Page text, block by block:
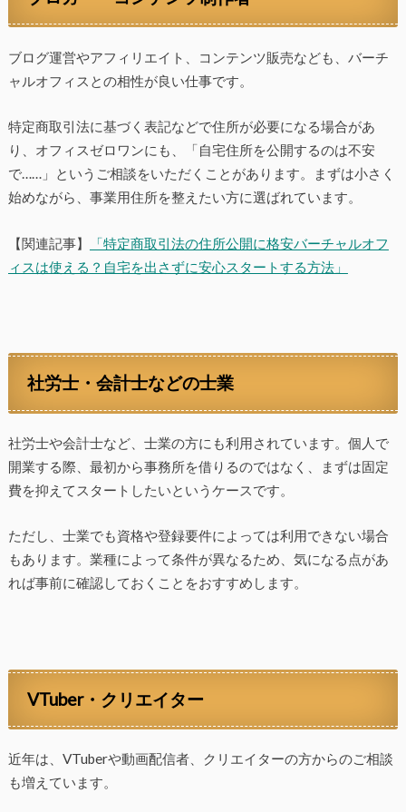
ブログ運営やアフィリエイト、コンテンツ販売なども、バーチ
ャルオフィスとの相性が良い仕事です。
特定商取引法に基づく表記などで住所が必要になる場合があ
り、オフィスゼロワンにも、「自宅住所を公開するのは不安
で……」というご相談をいただくことがあります。まずは小さく
始めながら、事業用住所を整えたい方に選ばれています。
【関連記事】
「特定商取引法の住所公開に格安バーチャルオフ
ィスは使える？自宅を出さずに安心スタートする方法」
社労士・会計士などの士業
社労士や会計士など、士業の方にも利用されています。個人で
開業する際、最初から事務所を借りるのではなく、まずは固定
費を抑えてスタートしたいというケースです。
ただし、士業でも資格や登録要件によっては利用できない場合
もあります。業種によって条件が異なるため、気になる点があ
れば事前に確認しておくことをおすすめします。
VTuber・クリエイター
近年は、VTuberや動画配信者、クリエイターの方からのご相談
も増えています。